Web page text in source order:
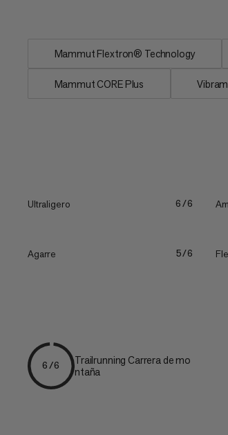
Mammut Flextron® Technology
Mammut CORE Plus Vibram
Ultraligero 6/6
Agarre 5/6
6/6
Trailrunning Carrera de mo
ntaña